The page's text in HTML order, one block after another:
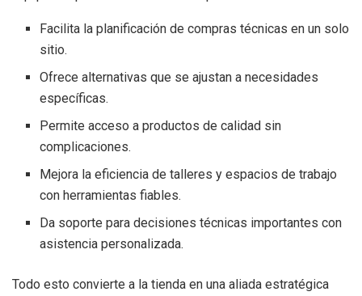
Facilita la planificación de compras técnicas en un solo
sitio.
Ofrece alternativas que se ajustan a necesidades
específicas.
Permite acceso a productos de calidad sin
complicaciones.
Mejora la eficiencia de talleres y espacios de trabajo
con herramientas fiables.
Da soporte para decisiones técnicas importantes con
asistencia personalizada.
Todo esto convierte a la tienda en una aliada estratégica